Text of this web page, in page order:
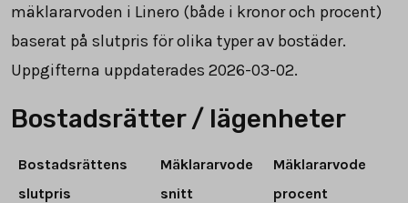
mäklararvoden i Linero (både i kronor och procent)
baserat på slutpris för olika typer av bostäder.
Uppgifterna uppdaterades 2026-03-02.
Bostadsrätter / lägenheter
Bostadsrättens
slutpris
Mäklararvode
snitt
Mäklararvode
procent